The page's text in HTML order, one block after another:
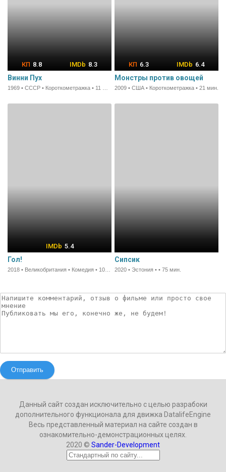
8.8 8.3
Винни Пух
1969 • СССР • Короткометражка • 11 мин.
6.3 6.4
Монстры против овощей
2009 • США • Короткометражка • 21 мин.
5.4
Гол! Сипсик
2020 • Эстония • • 75 мин.
Отправить
Данный сайт создан исключительно с целью разрабоки
дополнительного функционала для движка DatalifeEngine
Весь представленный материал на сайте создан в
ознакомительно-демонстрационных целях.
2020 © Sander-Development